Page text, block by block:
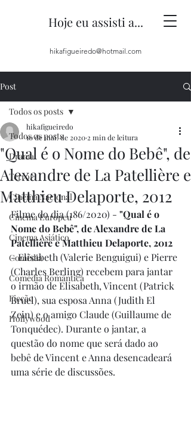
Hoje eu assisti a...
hikafigueiredo@hotmail.com
Post
Todos os posts
Drama
Terror
Cinema Nacional
Cinema Europeu
Cinema Asiático
Comédia
Comédia Romântica
Ficção
Hollywood
Todos os posts
"Qual é o Nome do Bebê", de
Alexandre de La Patellière e
Matthieu Delaporte, 2012
hikafigueiredo
10 de mai. de 2020 2 min de leitura
Filme do dia (186/2020) - "Qual é o
Nome do Bebê", de Alexandre de La
Patellière e Matthieu Delaporte, 2012
- Elisabeth (Valerie Benguigui) e Pierre
(Charles Berling) recebem para jantar
o irmão de Elisabeth, Vincent (Patrick
Bruel), sua esposa Anna (Judith El
Zein) e o amigo Claude (Guillaume de
Tonquédec). Durante o jantar, a
questão do nome que será dado ao
bebê de Vincent e Anna desencadeará
uma série de discussões.